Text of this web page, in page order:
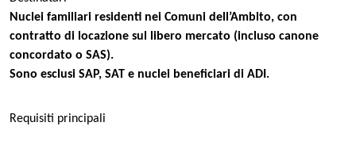
Nuclei familiari residenti nei Comuni dell’Ambito, con
contratto di locazione sul libero mercato (incluso canone
concordato o SAS).
Sono esclusi SAP, SAT e nuclei beneficiari di ADI.
Requisiti principali